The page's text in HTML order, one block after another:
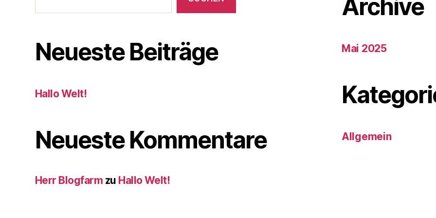
Neueste Beiträge
Hallo Welt!
Neueste Kommentare
Herr Blogfarm zu Hallo Welt!
Archive
Mai 2025
Allgemein